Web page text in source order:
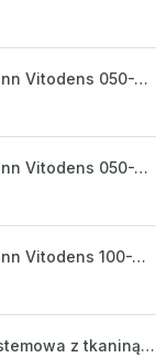
Viessmann Vitodens 050-W, 19 kW
Viessmann Vitodens 050-W, 19 kW, ciepła woda użytkowa
Viessmann Vitodens 100-W, 19 kW
Płyta systemowa z tkaniną UHP 302FP